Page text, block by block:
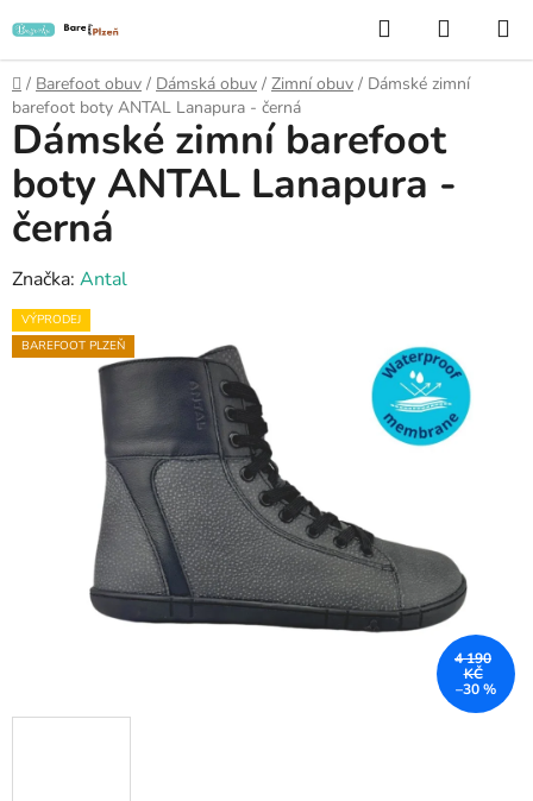
na
obsah
Hledat
KOŠÍK
Domů
/ Barefoot obuv / Dámská obuv / Zimní obuv / Dámské zimní
barefoot boty ANTAL Lanapura - černá
Dámské zimní barefoot
boty ANTAL Lanapura -
černá
Značka: Antal
VÝPRODEJ
BAREFOOT PLZEŇ
4 190
KČ
–30 %